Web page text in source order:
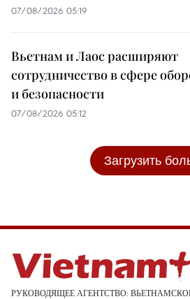
07/08/2026 05:19
Вьетнам и Лаос расширяют
сотрудничество в сфере
и безопасности
07/08/2026 05:12
Загрузить
РУКОВОДЯЩЕЕ АГЕНТСТВО: